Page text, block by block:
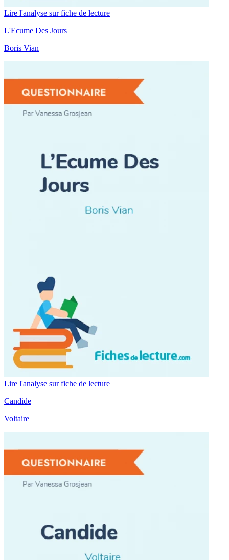
Lire l'analyse sur fiche de lecture
L'Ecume Des Jours
Boris Vian
Lire l'analyse sur fiche de lecture
Candide
Voltaire